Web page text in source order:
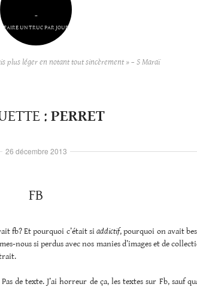
–
FAIRE UN TRUC PAR JOUR
plus léger en notant tout sincèrement » – S Maraï
: PERRET
FB
fb? Et pourquoi c’était siaddictif, pourquoi on avait
nous si perdus avec nos manies d’images et de
de texte. J’ai horreur de ça, les textes sur Fb, sauf
26 décembre 2013